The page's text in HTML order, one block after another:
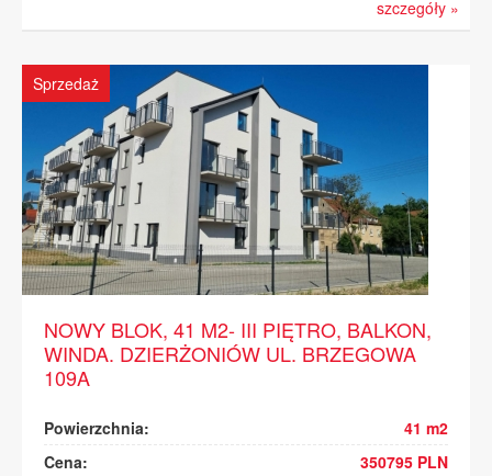
szczegóły »
Sprzedaż
NOWY BLOK, 41 M2- III PIĘTRO, BALKON,
WINDA. DZIERŻONIÓW UL. BRZEGOWA
109A
Powierzchnia:
41 m2
Cena:
350795 PLN